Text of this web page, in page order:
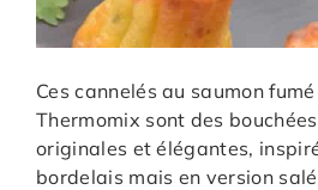
Ces cannelés au saumon
Thermomix sont des
originales et élégantes,
bordelais mais en version